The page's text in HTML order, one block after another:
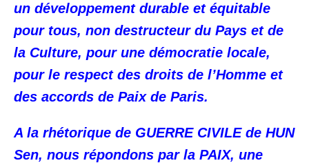
un développement durable et équitable
pour tous, non destructeur du Pays et de
la Culture, pour une démocratie locale,
pour le respect des droits de l’Homme et
des accords de Paix de Paris.
A la rhétorique de GUERRE CIVILE de HUN
Sen, nous répondons par la PAIX, une